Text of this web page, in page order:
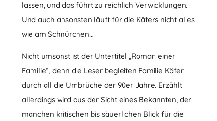
lassen, und das führt zu reichlich Verwicklungen.
Und auch ansonsten läuft für die Käfers nicht alles
wie am Schnürchen…
Nicht umsonst ist der Untertitel „Roman einer
Familie“, denn die Leser begleiten Familie Käfer
durch all die Umbrüche der 90er Jahre. Erzählt
allerdings wird aus der Sicht eines Bekannten, der
manchen kritischen bis säuerlichen Blick für die